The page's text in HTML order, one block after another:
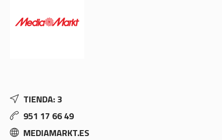
TIENDA: 3
951 17 66 49
MEDIAMARKT.ES